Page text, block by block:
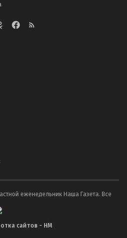
еженедельник Наша Газета. Все
сайтов - НМ